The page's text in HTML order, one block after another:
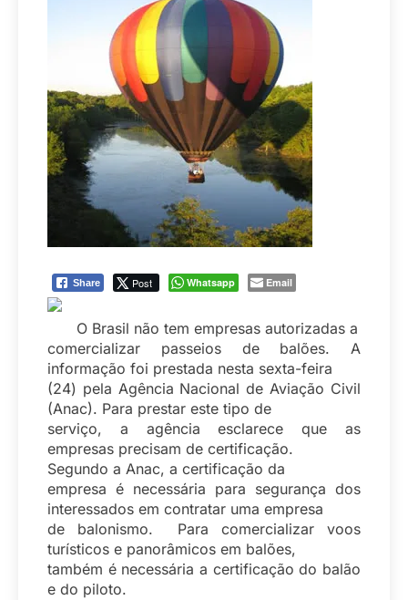
Share Post Whatsapp Email
O Brasil não tem empresas autorizadas a
comercializar passeios de balões. A
informação foi prestada nesta sexta-feira
(24) pela Agência Nacional de Aviação Civil
(Anac). Para prestar este tipo de
serviço, a agência esclarece que as
empresas precisam de certificação.
Segundo a Anac, a certificação da
empresa é necessária para segurança dos
interessados em contratar uma empresa
de balonismo. Para comercializar voos
turísticos e panorâmicos em balões,
também é necessária a certificação do balão
e do piloto.